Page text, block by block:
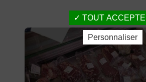
Viandes et
TOUT
Personnaliser